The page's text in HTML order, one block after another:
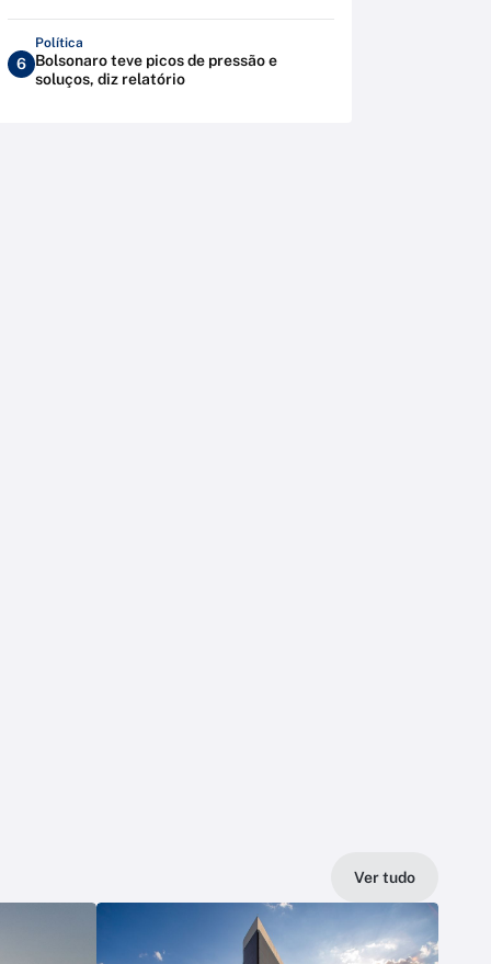
6
Política
Bolsonaro teve picos de pressão e
soluços, diz relatório
Ver tudo